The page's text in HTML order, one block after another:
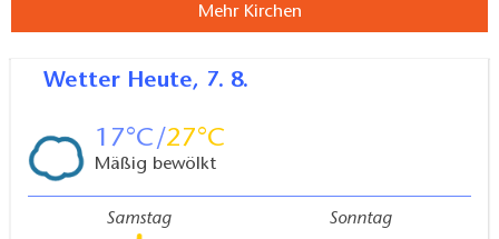
Mehr Kirchen
Wetter Heute, 7. 8.
17 27
Mäßig bewölkt
Samstag Sonntag